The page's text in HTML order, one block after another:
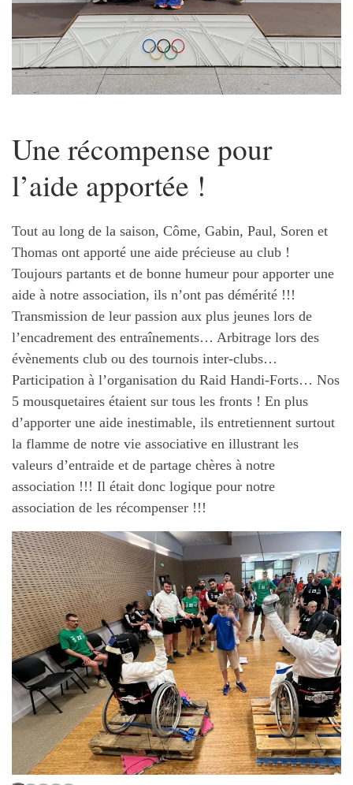
Une récompense pour
l’aide apportée !
Tout au long de la saison, Côme, Gabin, Paul, Soren et
Thomas ont apporté une aide précieuse au club !
Toujours partants et de bonne humeur pour apporter une
aide à notre association, ils n’ont pas démérité !!!
Transmission de leur passion aux plus jeunes lors de
l’encadrement des entraînements… Arbitrage lors des
évènements club ou des tournois inter-clubs…
Participation à l’organisation du Raid Handi-Forts… Nos
5 mousquetaires étaient sur tous les fronts ! En plus
d’apporter une aide inestimable, ils entretiennent surtout
la flamme de notre vie associative en illustrant les
valeurs d’entraide et de partage chères à notre
association !!! Il était donc logique pour notre
association de les récompenser !!!